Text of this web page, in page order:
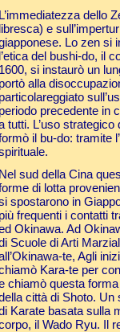
L’immediatezza dello
libresca) e
Lo zen si
l’etica del bushi-do, il
1600, si instaurò un
portò alla
particolareggiato
periodo precedente in
tutti. L’uso
il bu-do: tramite
Nel sud della Cina
di lotta
spostarono in
più frequenti i contatti
Okinawa. Ad
Scuole di Arti
te, Agli
Kara-te per
chiamò questa
città di Shoto. Un
Karate basata sulla
il Wado Ryu. Il